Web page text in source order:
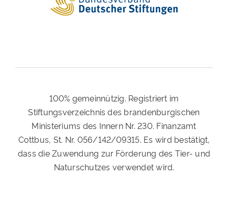
100% gemeinnützig. Registriert im
Stiftungsverzeichnis des brandenburgischen
Ministeriums des Innern Nr. 230. Finanzamt
Cottbus, St. Nr. 056/142/09315. Es wird bestätigt,
dass die Zuwendung zur Förderung des Tier- und
Naturschutzes verwendet wird.